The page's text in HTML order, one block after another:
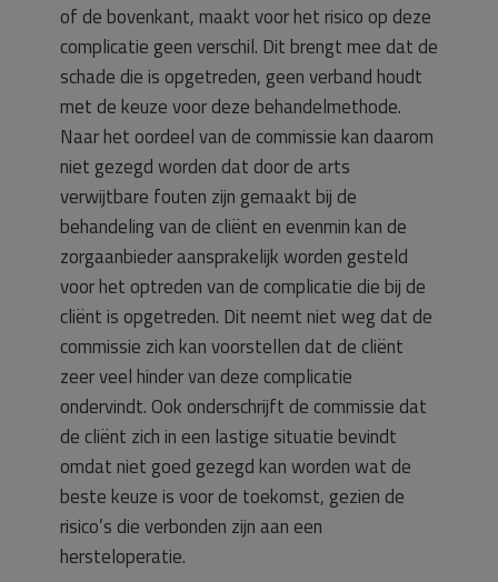
of de bovenkant, maakt voor het risico op deze
complicatie geen verschil. Dit brengt mee dat de
schade die is opgetreden, geen verband houdt
met de keuze voor deze behandelmethode.
Naar het oordeel van de commissie kan daarom
niet gezegd worden dat door de arts
verwijtbare fouten zijn gemaakt bij de
behandeling van de cliënt en evenmin kan de
zorgaanbieder aansprakelijk worden gesteld
voor het optreden van de complicatie die bij de
cliënt is opgetreden. Dit neemt niet weg dat de
commissie zich kan voorstellen dat de cliënt
zeer veel hinder van deze complicatie
ondervindt. Ook onderschrijft de commissie dat
de cliënt zich in een lastige situatie bevindt
omdat niet goed gezegd kan worden wat de
beste keuze is voor de toekomst, gezien de
risico’s die verbonden zijn aan een
hersteloperatie.